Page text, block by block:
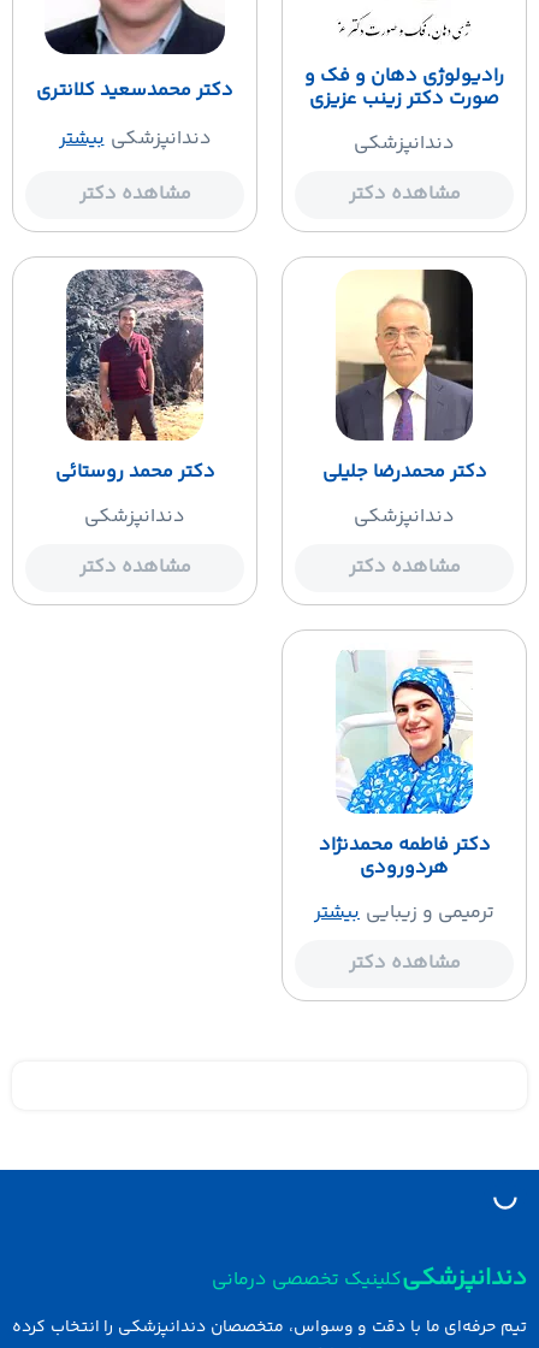
رادیولوژی دهان و فک و
صورت دکتر زینب عزیزی
دندانپزشکی
مشاهده دکتر
دکتر محمدسعید کلانتری
دندانپزشکی بیشتر
مشاهده دکتر
دکتر محمدرضا جلیلی
دندانپزشکی
مشاهده دکتر
دکتر محمد روستائی
دندانپزشکی
مشاهده دکتر
دکتر فاطمه محمدنژاد
هردورودی
ترمیمی و زیبایی بیشتر
مشاهده دکتر
کلینیک تخصصی درمانی
حرفه‌ای ما با دقت و وسواس، متخصصان دندانپزشکی را انتخاب کرده